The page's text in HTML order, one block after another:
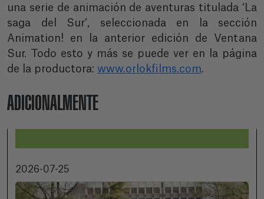
una serie de animación de aventuras titulada ‘La
saga del Sur’, seleccionada en la sección
Animation! en la anterior edición de Ventana
Sur. Todo esto y más se puede ver en la página
de la productora: www.orlokfilms.com.
ADICIONALMENTE
2026-07-25